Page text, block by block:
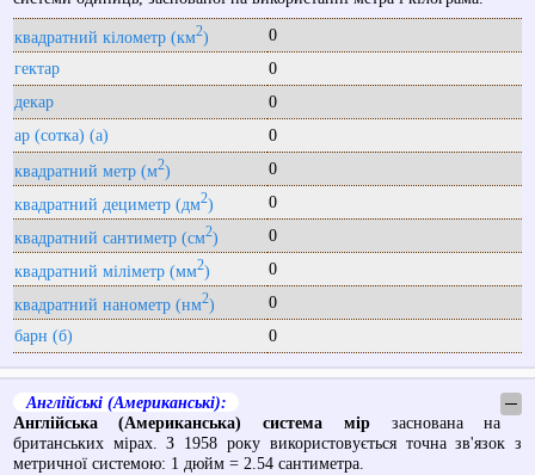
квадратний кілометр (км2)
0
гектар
0
декар
0
ар (сотка) (a)
0
квадратний метр (м2)
0
квадратний дециметр (дм2)
0
квадратний сантиметр (см2)
0
квадратний міліметр (мм2)
0
квадратний нанометр (нм2)
0
барн (б)
0
Англійські (Американські):
─
Англійська (Американська) система мірзаснована на
британських мірах. З 1958 року використовується точна зв'язок з
метричної системою: 1 дюйм = 2.54 сантиметра.